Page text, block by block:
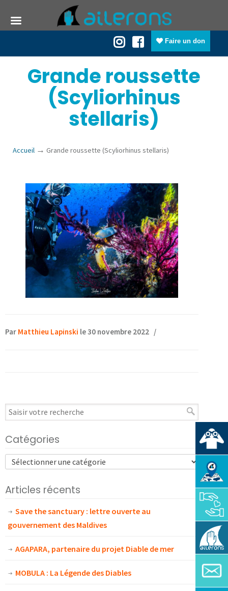
Faire un don
Grande roussette
(Scyliorhinus
stellaris)
Accueil → Grande roussette (Scyliorhinus stellaris)
Par Matthieu Lapinski le 30 novembre 2022 /
Catégories
Articles récents
Save the sanctuary : lettre ouverte au
gouvernement des Maldives
AGAPARA, partenaire du projet Diable de mer
MOBULA : La Légende des Diables